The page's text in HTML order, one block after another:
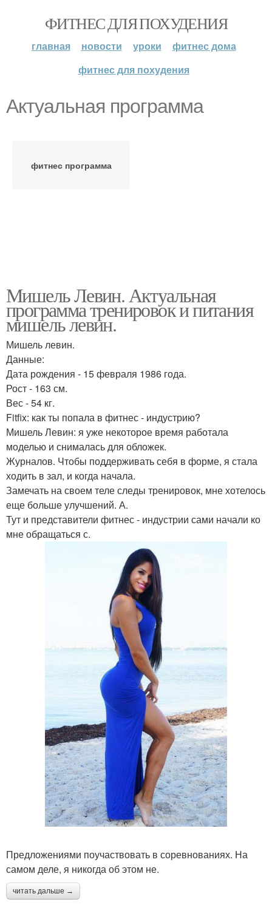
ФИТНЕС ДЛЯ ПОХУДЕНИЯ
главная новости уроки
фитнес дома
фитнес для похудения
Актуальная программа
фитнес программа
Мишель Левин. Актуальная
программа тренировок и питания
мишель левин.
Мишель левин.
Данные:
Дата рождения - 15 февраля 1986 года.
Рост - 163 см.
Вес - 54 кг.
Fitfix: как ты попала в фитнес - индустрию?
Мишель Левин: я уже некоторое время работала
моделью и снималась для обложек.
Журналов. Чтобы поддерживать себя в форме, я стала
ходить в зал, и когда начала.
Замечать на своем теле следы тренировок, мне хотелось
еще больше улучшений. А.
Тут и представители фитнес - индустрии сами начали ко
мне обращаться с.
Предложениями поучаствовать в соревнованиях. На
самом деле, я никогда об этом не.
читать дальше →